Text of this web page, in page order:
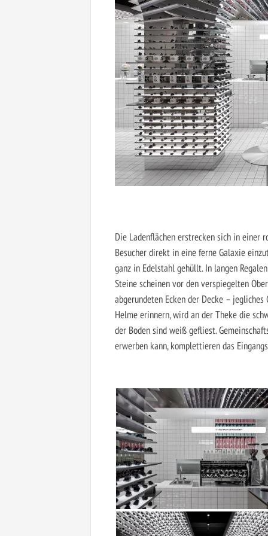
Die Ladenflächen erstrecken sich in einer
Besucher direkt in eine ferne Galaxie
ganz in Edelstahl gehüllt. In langen
Steine scheinen vor den verspiegelten
abgerundeten Ecken der Decke –
Helme erinnern, wird an der Theke die
der Boden sind weiß gefliest.
erwerben kann, komplettieren das